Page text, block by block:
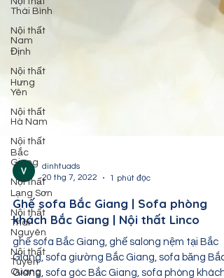
Thái Bình
Nội thất
Nam
Định
Nội thất
Hưng
Yên
Nội thất
Hà Nam
Nội thất
Bắc
Giang
Nội thất
Lạng Sơn
Nội thất
Thái
Nguyên
Nội thất
Tuyên
Quang
dinhtuads
20 thg 7, 2022
1 phút đọc
Ghế sofa Bắc Giang | Sofa phòng
khách Bắc Giang | Nội thất Linco